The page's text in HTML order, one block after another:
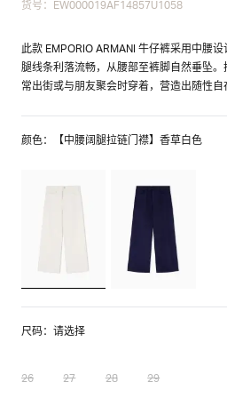
货号：EW000019AF14857U1058
此款 EMPORIO ARMANI 牛仔裤采用中腰
腿线条利落流畅，从腰部至裤脚自然垂坠
常出街或与朋友聚会时穿着，营造出随性自
颜色：【中腰阔腿拉链门襟】香草白色
尺码：请选择
26 27 28 29